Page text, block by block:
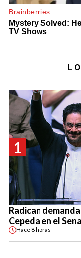
1
Radican
Cepeda en el
Hace8 horas